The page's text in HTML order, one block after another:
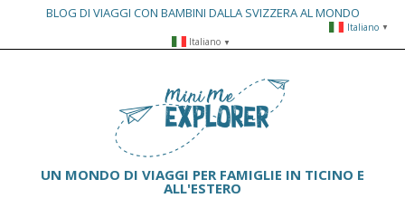
BLOG DI VIAGGI CON BAMBINI DALLA SVIZZERA AL MONDO
Italiano ▼
UN MONDO DI VIAGGI PER FAMIGLIE IN TICINO E
ALL'ESTERO
Italiano ▼